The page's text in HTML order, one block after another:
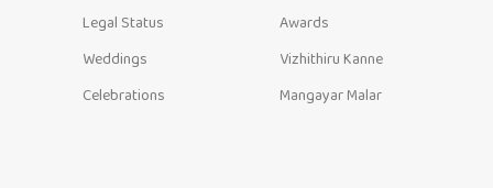
Legal Status
Awards
Weddings
Vizhithiru Kanne
Celebrations
Mangayar Malar